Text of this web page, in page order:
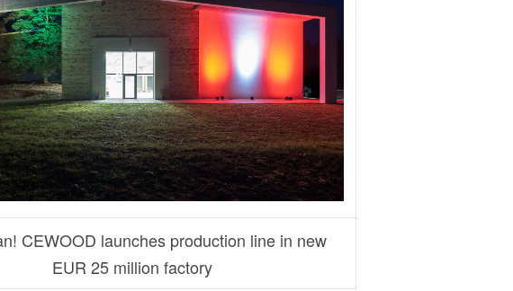
CEWOOD launches production line in new
EUR 25 million factory